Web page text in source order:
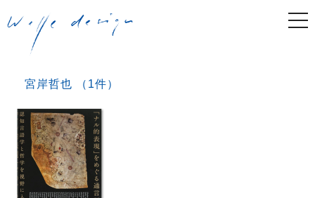
宮岸哲也 （1件）